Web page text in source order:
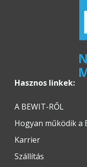
Hasznos linkek:
A BEWIT-RŐL
Hogyan működik a
Karrier
Szállítás